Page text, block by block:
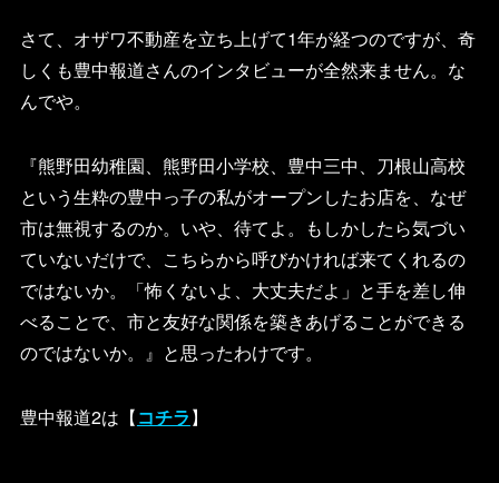
さて、オザワ不動産を立ち上げて1年が経つのですが、奇
しくも豊中報道さんのインタビューが全然来ません。な
んでや。
『熊野田幼稚園、熊野田小学校、豊中三中、刀根山高校
という生粋の豊中っ子の私がオープンしたお店を、なぜ
市は無視するのか。いや、待てよ。もしかしたら気づい
ていないだけで、こちらから呼びかければ来てくれるの
ではないか。「怖くないよ、大丈夫だよ」と手を差し伸
べることで、市と友好な関係を築きあげることができる
のではないか。』と思ったわけです。
豊中報道2は【コチラ】